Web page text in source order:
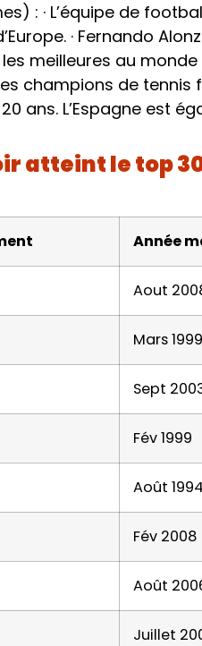
: · L’équipe de
· Fernando
les meilleures au monde
champions de
ans. L’Espagne est
atteint le top
Année
Aout
Mars 1999
Sept
Fév 1999
Août 1994
Fév 2008
Août
Juillet